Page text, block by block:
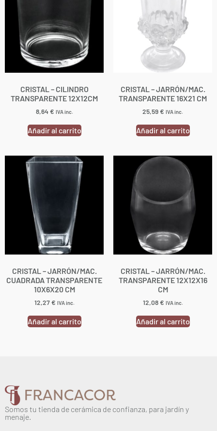
CRISTAL – CILINDRO
TRANSPARENTE 12X12CM
8,64€ IVA inc.
Añadir al carrito
CRISTAL – JARRÓN/MAC.
TRANSPARENTE 16X21 CM
25,59€ IVA inc.
Añadir al carrito
CRISTAL – JARRÓN/MAC.
CUADRADA TRANSPARENTE
10X6X20 CM
12,27€ IVA inc.
Añadir al carrito
CRISTAL – JARRÓN/MAC.
TRANSPARENTE 12X12X16
CM
12,08€ IVA inc.
Añadir al carrito
Somos tu tienda de cerámica de confianza, para jardín y
menaje.